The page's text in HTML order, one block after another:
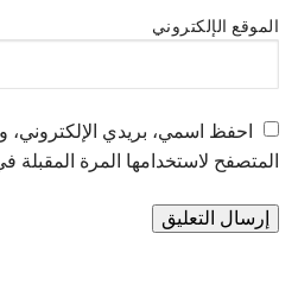
الموقع الإلكتروني
احفظ اسمي، بريدي الإلكتروني،
المتصفح لاستخدامها المرة المقبلة